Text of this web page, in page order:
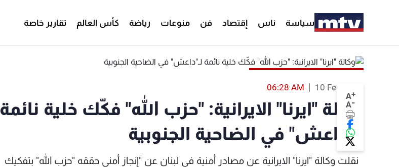
سياسة ناس إقتصاد فن منوعات رياضة كأس العالم تقارير خاصة
A+
A-
10 Feb 2014
06:28 AM
وكالة "ايرنا" الايرانية: "حزب الله" فكّك خلية نائمة
لـ"داعش" في الضاحية الجنوبية
نقلت وكالة "ايرنا" الايرانية عن مصادر أمنية في لبنان عن "إنجاز أمني حققه "حزب الله" بتفکيك